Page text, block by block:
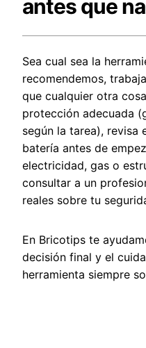
antes que
Sea cual sea la
recomendemos,
que cualquier otra
protección adecuada
según la tarea), revisa
batería antes de
electricidad, gas o
consultar a un
reales sobre tu
En Bricotips te
decisión final y el
herramienta siempre